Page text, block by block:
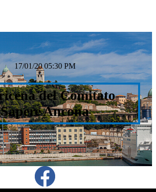
17/01/20 05:30 PM
del Comitato
Sapere Ancona